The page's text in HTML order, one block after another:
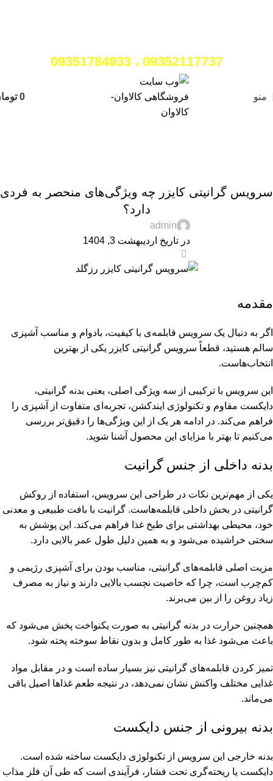
09352117737 ، 09351784933
منو 0
سرویس گرانیتی کایزر چه ویژگی‌های منحصر به فردی
دارد؟
admin
در تاریخ اردیبهشت 3, 1404
مقدمه
اگر به دنبال یک سرویس قابلمه‌ی با کیفیت، بادوام و مناسب آشپزی
سالم هستید، قطعاً سرویس گرانیتی کایزر یکی از بهترین
انتخاب‌هاست.
این سرویس با ترکیبی از سه ویژگی اصلی، یعنی بدنه گرانیتی،
دایکست مقاوم و تکنولوژی ایندکشن، تجربه‌ای متفاوت از آشپزی را
فراهم می‌کند. در ادامه هر یک از این ویژگی‌ها را دقیق‌تر بررسی
می‌کنیم تا بهتر با مزایای این محصول آشنا شوید.
بدنه داخلی از جنس گرانیت
یکی از مهم‌ترین نکات در طراحی این سرویس، استفاده از روکش
گرانیتی در بخش داخلی قابلمه‌هاست. گرانیت با بافت طبیعی و معدنی
خود، محیطی بهداشتی برای طبخ غذا فراهم می‌کند. این پوشش به
سختی خراشیده می‌شود و به همین دلیل طول عمر بالایی دارد.
مزیت اصلی قابلمه‌های گرانیتی، مناسب بودن برای آشپزی رژیمی و
کم‌چرب است، چرا که خاصیت نچسب بالایی دارند و نیاز به مصرف
زیاد روغن را از بین می‌برند.
همچنین حرارت در بدنه گرانیتی به صورت یکنواخت پخش می‌شود که
باعث می‌شود غذا به طور کامل و بدون نقاط سوخته پخته شود.
تمیز کردن قابلمه‌های گرانیتی نیز بسیار ساده است و در مقابل مواد
غذایی مختلف واکنش نشان نمی‌دهد، در نتیجه طعم غذاها اصیل باقی
می‌ماند.
بدنه بیرونی از جنس دایکست
بدنه خارجی این سرویس از تکنولوژی دایکست ساخته شده است.
دایکست یا ریخته‌گری تحت فشار، فرآیندی است که طی آن فلز مذاب